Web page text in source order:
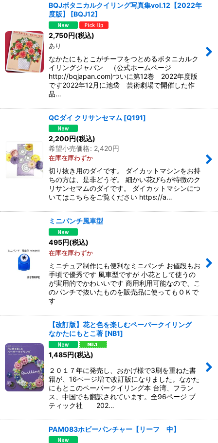
BQJボタニカルクイリング写真集vol.12【2022年
度版】
[BQJ12]
2,750円(税込)
あり
なかたにもとこがチーフをつとめるボタニカルク
イリングジャパン （公式ホームページ
http://bqjapan.com)ついに第12巻 2022年度版
です2022年12月に池袋 芸術劇場で開催した作
品…
QCダイ クリサンセマム [Q191]
2,200円(税込)
希望小売価格: 2,420円
在庫在庫わずか
切り抜き用のダイです。 ダイカットマシンをお持
ちの方は、是非どうぞ。 細かい花びらが特徴のク
リサンセマムのダイです。 ダイカットマシンにつ
いてはこちらをご覧ください https://a…
ミニパンチ風車型
495円(税込)
在庫在庫わずか
ミニチュア制作にも便利なミニパンチ お値段もお
手頃で優秀です 風車型ですが 小花として使うの
が実用的でかわいいです 商用利用可能なので、こ
のパンチで抜いたものを販売品に使ってもＯＫで
す
【改訂版】花と色を楽しむペーパークイリング
なかたにもとこ著 [NB1]
1,485円(税込)
２０１７年に発売し、おかげ様で3刷を重ねた書
籍が、16ページ増で改訂版になりました。なかた
にもとこのペーパークイリング本 台湾、フラン
ス、中国でも翻訳されています。全96ページ ブ
ティック社 202…
PAM083ホビーパンチャー【リーフ 中】